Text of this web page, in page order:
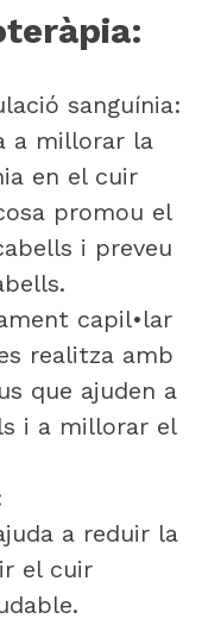
sanguínia:
a millorar la
en el cuir
promou el
i preveu
capil•lar
realitza amb
que ajuden a
i a millorar el
a reduir la
el cuir